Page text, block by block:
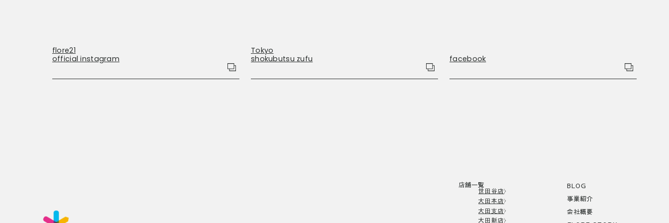
flore21
official instagram
Tokyo
shokubutsu zufu
facebook
店舗一覧
世田谷店
大田本店
大田支店
大田新店
BLOG
事業紹介
会社概要